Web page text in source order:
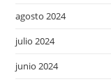
agosto 2024
julio 2024
junio 2024